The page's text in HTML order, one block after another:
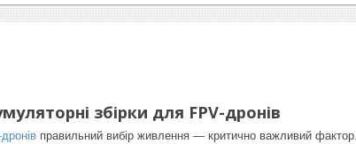
збірки для FPV-дронів
правильний вибір живлення — критично важливий